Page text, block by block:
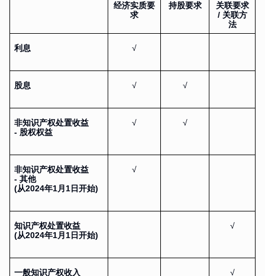
经济实质要
求
持股要求
关联要求
/ 关联方
法
利息 √
股息 √ √
非知识产权处置收益
- 股权权益
√ √
非知识产权处置收益
- 其他
(从2024年1月1日开始)
√
知识产权处置收益
(从2024年1月1日开始)
√
一般知识产权收入 √